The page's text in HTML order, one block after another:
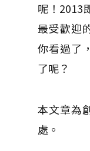
呢！2013
最受歡迎
你看過了
了呢？
本文章為
處。